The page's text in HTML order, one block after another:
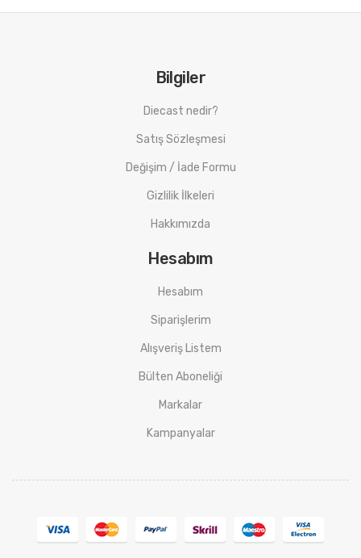
Bilgiler
Diecast nedir?
Satış Sözleşmesi
Değişim / İade Formu
Gizlilik İlkeleri
Hakkımızda
Hesabım
Hesabım
Siparişlerim
Alışveriş Listem
Bülten Aboneliği
Markalar
Kampanyalar